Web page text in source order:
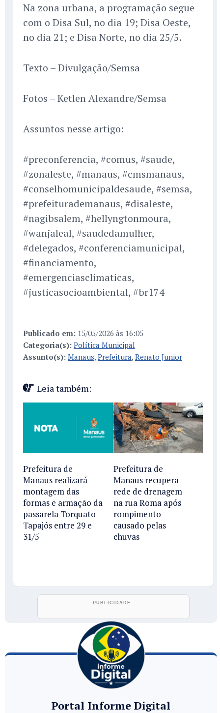
Na zona urbana, a programação segue
com o Disa Sul, no dia 19; Disa Oeste,
no dia 21; e Disa Norte, no dia 25/5.
Texto – Divulgação/Semsa
Fotos – Ketlen Alexandre/Semsa
Assuntos nesse artigo:
#preconferencia, #comus, #saude,
#zonaleste, #manaus, #cmsmanaus,
#conselhomunicipaldesaude, #semsa,
#prefeiturademanaus, #disaleste,
#nagibsalem, #hellyngtonmoura,
#wanjaleal, #saudedamulher,
#delegados, #conferenciamunicipal,
#financiamento,
#emergenciasclimaticas,
#justicasocioambiental, #br174
Publicado em: 15/05/2026 às 16:05
Categoria(s): Política Municipal
Assunto(s): Manaus, Prefeitura, Renato Junior
Leia também:
Prefeitura de
Manaus realizará
montagem das
formas e armação da
passarela Torquato
Tapajós entre 29 e
31/5
Prefeitura de
Manaus recupera
rede de drenagem
na rua Roma após
rompimento
causado pelas
chuvas
Portal Informe Digital